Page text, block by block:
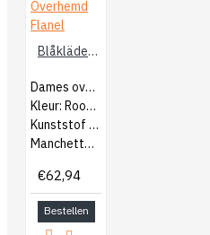
Blåkläder 3209 Dames Overhemd Flanel
Dames overhemd
Kleur: Rood/Zwart
Kunststof knopen
Manchetten bij mouweinde
€62,94
Bestellen